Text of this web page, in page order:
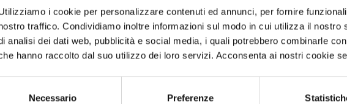
i cookie per personalizzare contenuti ed annunci, per fornire
traffico. Condividiamo inoltre informazioni sul modo in cui utilizza il
analisi dei dati web, pubblicità e social media, i quali potrebbero combinarle
hanno raccolto dal suo utilizzo dei loro servizi. Acconsenta ai nostri cookie
Necessario Preferenze
Prato in zolla “inglese” Prato